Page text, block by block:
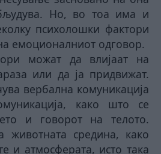
Но, во тоа има и
психолошки фактори
емоционалниот одговор.
можат да влијаат на
или да ја придвижат.
вербална комуникација
како што се
и говорот на телото.
животната средина, како
и атмосферата, исто така